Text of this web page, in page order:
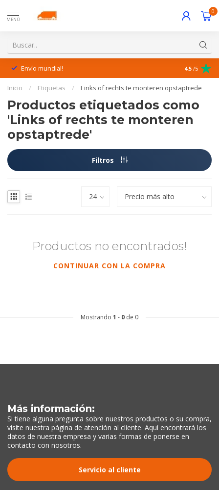
MENÚ
0
Envío mundial! ¡Excelente
4.5 /5
Inicio / Etiquetas / Links of rechts te monteren opstaptrede
Productos etiquetados como
'Links of rechts te monteren
opstaptrede'
Filtros
Productos no encontrados!
CONTINUAR CON LA COMPRA
Mostrando 1 - 0 de 0
Más información:
Si tiene alguna pregunta sobre nuestros productos o su compra,
visite nuestra página de atención al cliente. Aquí encontrará los
datos de nuestra empresa y varias formas de ponerse en
contacto con nosotros.
Servicio al cliente